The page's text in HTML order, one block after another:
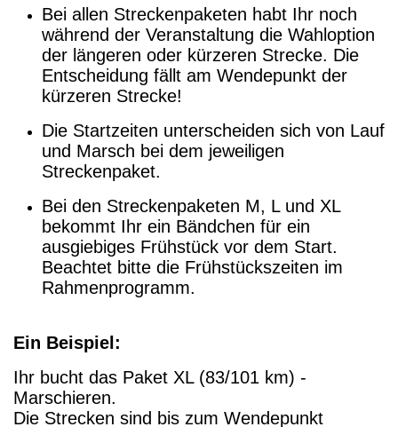
Bei allen Streckenpaketen habt Ihr noch
während der Veranstaltung die Wahloption
der längeren oder kürzeren Strecke. Die
Entscheidung fällt am Wendepunkt der
kürzeren Strecke!
Die Startzeiten unterscheiden sich von Lauf
und Marsch bei dem jeweiligen
Streckenpaket.
Bei den Streckenpaketen M, L und XL
bekommt Ihr ein Bändchen für ein
ausgiebiges Frühstück vor dem Start.
Beachtet bitte die Frühstückszeiten im
Rahmenprogramm.
Ein Beispiel:
Ihr bucht das Paket XL (83/101 km) -
Marschieren.
Die Strecken sind bis zum Wendepunkt